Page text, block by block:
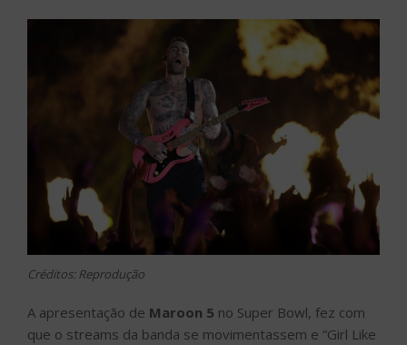
Créditos: Reprodução
A apresentação de Maroon 5 no Super Bowl, fez com
que o streams da banda se movimentassem e “Girl Like